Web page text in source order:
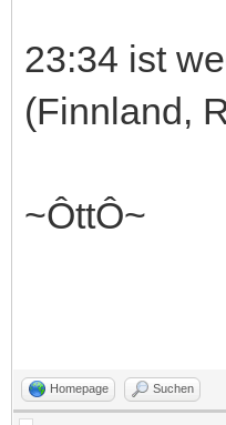
23:34 ist
(Finnland,
~ÔttÔ~
Homepage Suchen